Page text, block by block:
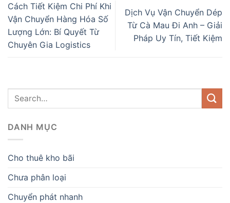
Cách Tiết Kiệm Chi Phí Khi
Vận Chuyển Hàng Hóa Số
Lượng Lớn: Bí Quyết Từ
Chuyên Gia Logistics
Dịch Vụ Vận Chuyển Dép
Từ Cà Mau Đi Anh – Giải
Pháp Uy Tín, Tiết Kiệm
DANH MỤC
Cho thuê kho bãi
Chưa phân loại
Chuyển phát nhanh